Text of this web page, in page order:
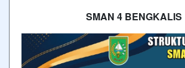
SMAN 4 BENGKALIS